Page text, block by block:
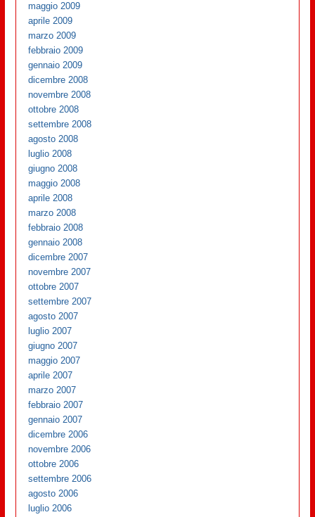
maggio 2009
aprile 2009
marzo 2009
febbraio 2009
gennaio 2009
dicembre 2008
novembre 2008
ottobre 2008
settembre 2008
agosto 2008
luglio 2008
giugno 2008
maggio 2008
aprile 2008
marzo 2008
febbraio 2008
gennaio 2008
dicembre 2007
novembre 2007
ottobre 2007
settembre 2007
agosto 2007
luglio 2007
giugno 2007
maggio 2007
aprile 2007
marzo 2007
febbraio 2007
gennaio 2007
dicembre 2006
novembre 2006
ottobre 2006
settembre 2006
agosto 2006
luglio 2006